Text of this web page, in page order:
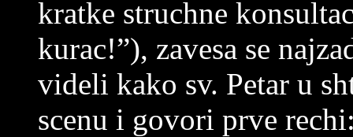
kratke struchne
kurac!”), zavesa se
videli kako sv. Petar u
scenu i govori prve